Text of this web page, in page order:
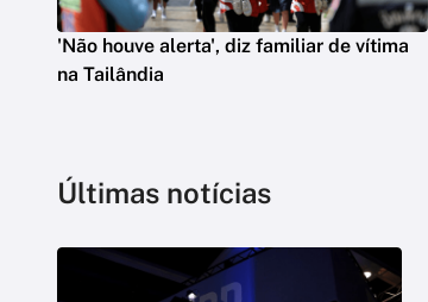
'Não houve alerta', diz familiar de vítima
na Tailândia
Últimas notícias